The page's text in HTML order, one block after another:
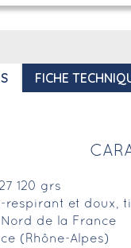
FICHE
120 grs
respirant et doux,
de la France
(Rhône-Alpes)